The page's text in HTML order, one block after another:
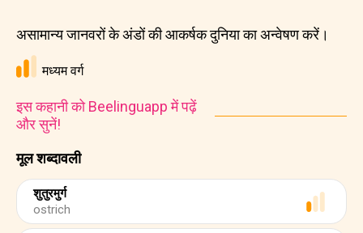
मूल शब्दावली
शुतुरमुर्ग
ostrich
असामान्य जानवरों के अंडों की आकर्षक दुनिया का अन्वेषण करें।
मध्यम वर्ग
इस कहानी को Beelinguapp में पढ़ें
और सुनें!